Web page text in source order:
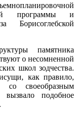
программы и
Борисоглебской
памятника
о несомненной
школ зодчества.
как правило,
со своеобразным
подобное